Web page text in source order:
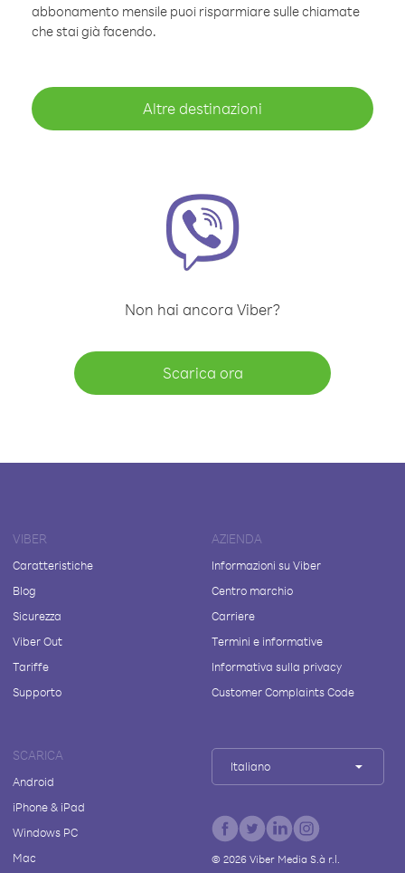
abbonamento mensile puoi risparmiare sulle chiamate
che stai già facendo.
Altre destinazioni
Non hai ancora Viber?
Scarica ora
VIBER
Caratteristiche
Blog
Sicurezza
Viber Out
Tariffe
Supporto
AZIENDA
Informazioni su Viber
Centro marchio
Carriere
Termini e informative
Informativa sulla privacy
Customer Complaints Code
SCARICA
Android
iPhone & iPad
Windows PC
Mac
Italiano
© 2026Viber Media S.à r.l.